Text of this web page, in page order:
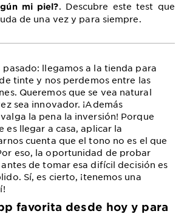
mi piel?. Descubre este test que
de una vez y para siempre.
pasado: llegamos a la tienda para
tinte y nos perdemos entre las
Queremos que se vea natural
sea innovador. ¡Además
la pena la inversión! Porque
es llegar a casa, aplicar la
cuenta que el tono no es el que
eso, la oportunidad de probar
de tomar esa difícil decisión es
Sí, es cierto, ¡tenemos una
favorita desde hoy y para